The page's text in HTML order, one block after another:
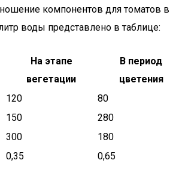
компонентов для томатов в
воды представлено в таблице:
На этапе
вегетации
В период
цветения
120
80
150
280
300
180
0,35
0,65